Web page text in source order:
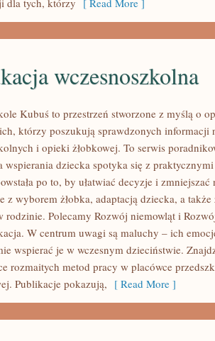
dla tych, którzy [ Read More ]
wczesnoszkolna
Kubuś to przestrzeń stworzone z myślą o
którzy poszukują sprawdzonych informacji
i opieki żłobkowej. To serwis
wspierania dziecka spotyka się z
po to, by ułatwiać decyzje i zmniejszać
z wyborem żłobka, adaptacją dziecka, a
rodzinie. Polecamy Rozwój niemowląt i
W centrum uwagi są maluchy – ich
wspierać je w wczesnym dzieciństwie.
rozmaitych metod pracy w placówce
Publikacje pokazują, [ Read More ]